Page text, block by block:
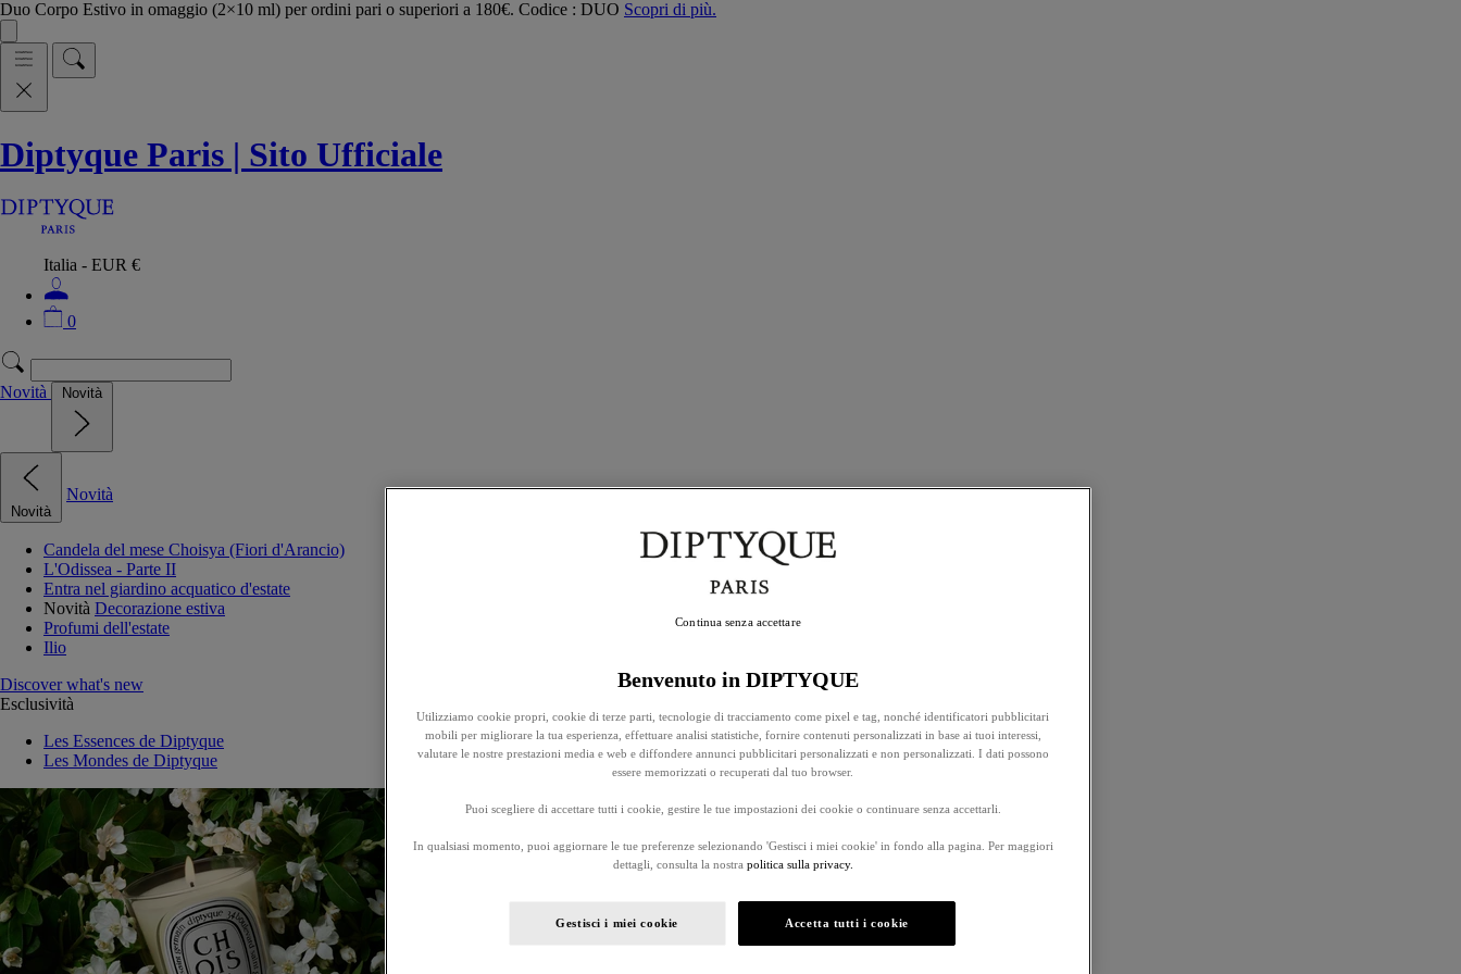
Duo Corpo Estivo in omaggio (2×10 ml) per ordini pari o superiori a 180€. Codice : DUO Scopri di più.
Diptyque Paris | Sito Ufficiale
Italia - EUR €
0
Novità Novità
Novità
Novità
Candela del mese Choisya (Fiori d'Arancio)
L'Odissea - Parte II
Entra nel giardino acquatico d'estate
Novità Decorazione estiva
Profumi dell'estate
Ilio
Discover what's new
Esclusività
Les Essences de Diptyque
Les Mondes de Diptyque
Benvenuto in DIPTYQUE
Utilizziamo cookie propri, cookie di terze parti, tecnologie di tracciamento come pixel e tag, nonché identificatori pubblicitari
mobili per migliorare la tua esperienza, effettuare analisi statistiche, fornire contenuti personalizzati in base ai tuoi interessi,
valutare le nostre prestazioni media e web e diffondere annunci pubblicitari personalizzati e non personalizzati. I dati possono
essere memorizzati o recuperati dal tuo browser.
Puoi scegliere di accettare tutti i cookie, gestire le tue impostazioni dei cookie o continuare senza accettarli.
In qualsiasi momento, puoi aggiornare le tue preferenze selezionando 'Gestisci i miei cookie' in fondo alla pagina. Per maggiori
dettagli, consulta la nostra politica sulla privacy.
Gestisci i miei cookie Accetta tutti i cookie
Continua senza accettare